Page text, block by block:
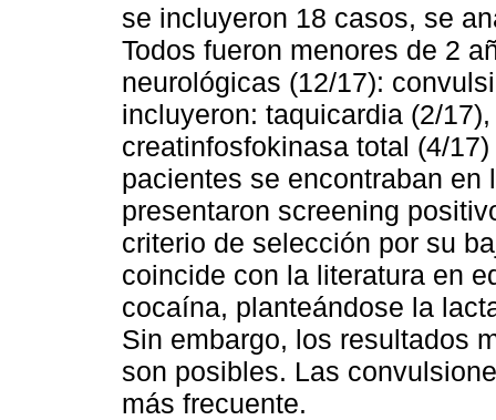
se incluyeron 18 casos, se
Todos fueron menores de 2
neurológicas (12/17):
incluyeron: taquicardia (2/
creatinfosfokinasa total (4/
pacientes se encontraban
presentaron screening
criterio de selección por su
coincide con la literatura en
cocaína, planteándose la
Sin embargo, los resultados
son posibles. Las
más frecuente.